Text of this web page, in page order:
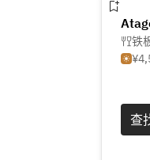
铁
查